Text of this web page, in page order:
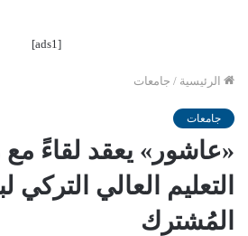
[ads1]
الرئيسية / جامعات
جامعات
«عاشور» يعقد لقاءً
التعليم العالي التركي
المُشترك